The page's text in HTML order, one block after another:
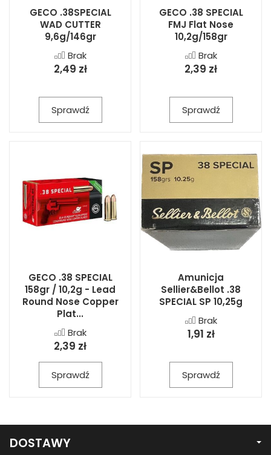
GECO .38SPECIAL
WAD CUTTER
9,6g/146gr
Brak
2,49 zł
Sprawdź
GECO .38 SPECIAL
FMJ Flat Nose
10,2g/158gr
Brak
2,39 zł
Sprawdź
GECO .38 SPECIAL
158gr / 10,2g - Lead
Round Nose Copper
Plat...
Brak
2,39 zł
Sprawdź
Amunicja
Sellier&Bellot .38
SPECIAL SP 10,25g
Brak
1,91 zł
Sprawdź
DOSTAWY